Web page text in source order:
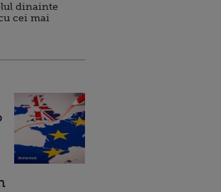
dinainte
cei mai